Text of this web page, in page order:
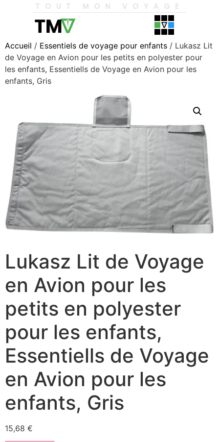
TOUT MON VOYAGE
Accueil / Essentiels de voyage pour enfants / Lukasz Lit
de Voyage en Avion pour les petits en polyester pour
les enfants, Essentiells de Voyage en Avion pour les
enfants, Gris
Lukasz Lit de Voyage
en Avion pour les
petits en polyester
pour les enfants,
Essentiells de Voyage
en Avion pour les
enfants, Gris
15,68 €